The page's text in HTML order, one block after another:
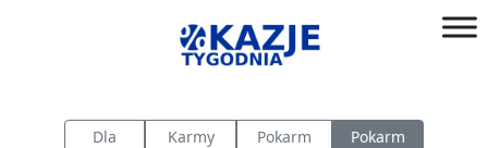
złap
Dla
Karmy
Pokarm
Pokarm